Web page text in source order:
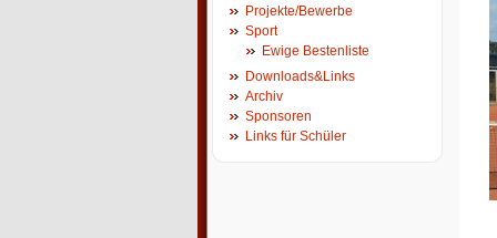
Projekte/Bewerbe
Sport
Ewige Bestenliste
Downloads&Links
Archiv
Sponsoren
Links für Schüler